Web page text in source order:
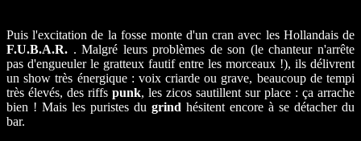
Puis l'excitation de la fosse monte d'un cran avec les Hollandais de
F.U.B.A.R. . Malgré leurs problèmes de son (le chanteur n'arrête
pas d'engueuler le gratteux fautif entre les morceaux !), ils délivrent
un show très énergique : voix criarde ou grave, beaucoup de tempi
très élevés, des riffs punk, les zicos sautillent sur place : ça arrache
bien ! Mais les puristes du grind hésitent encore à se détacher du
bar.